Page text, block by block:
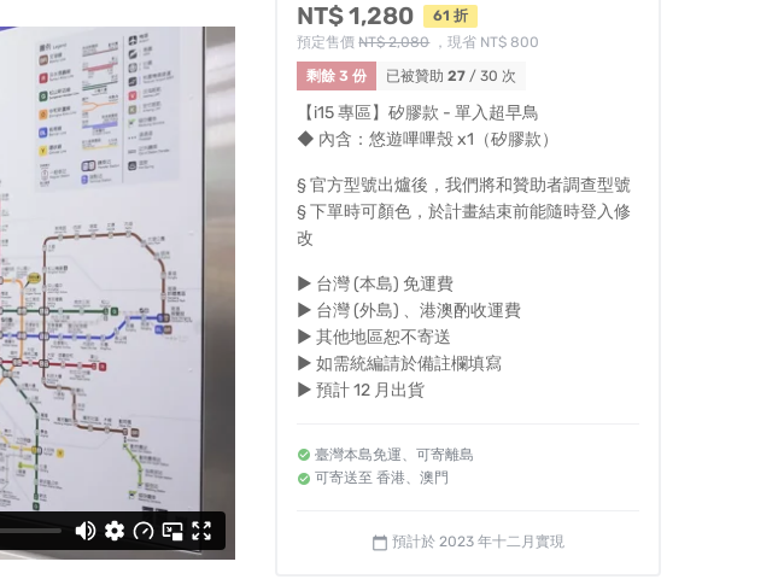
NT$ 1,280
61 折
預定售價NT$ 2,080，現省 NT$ 800
剩餘 3 份
已被贊助27 / 30 次
【i15 專區】矽膠款 - 單入超早鳥
◆ 內含：悠遊嗶嗶殼 x1（矽膠款）
§ 官方型號出爐後，我們將和贊助者調查型號
§ 下單時可顏色，於計畫結束前能隨時登入修
改
► 台灣 (本島) 免運費
► 台灣 (外島) 、港澳酌收運費
► 其他地區恕不寄送
► 如需統編請於備註欄填寫
► 預計 12 月出貨
臺灣本島免運、可寄離島
可寄送至 香港、澳門
calendar_today 預計於 2023 年十二月實現